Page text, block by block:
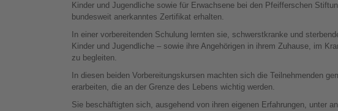
Kinder und Jugendliche sowie für Erwachsene bei den Pfeifferschen
bundesweit anerkanntes Zertifikat erhalten.
In einer vorbereitenden Schulung lernten sie, schwerstkranke und
Kinder und Jugendliche – sowie ihre Angehörigen in ihrem Zuhause, im
zu begleiten.
In diesen beiden Vorbereitungskursen machten sich die Teilnehmenden
erarbeiten, die an der Grenze des Lebens wichtig werden.
Sie beschäftigten sich, ausgehend von ihren eigenen Erfahrungen, unter